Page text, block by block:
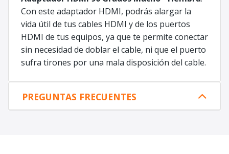
Con este adaptador HDMI, podrás alargar la
vida útil de tus cables HDMI y de los puertos
HDMI de tus equipos, ya que te permite conectar
sin necesidad de doblar el cable, ni que el puerto
sufra tirones por una mala disposición del cable.
PREGUNTAS FRECUENTES